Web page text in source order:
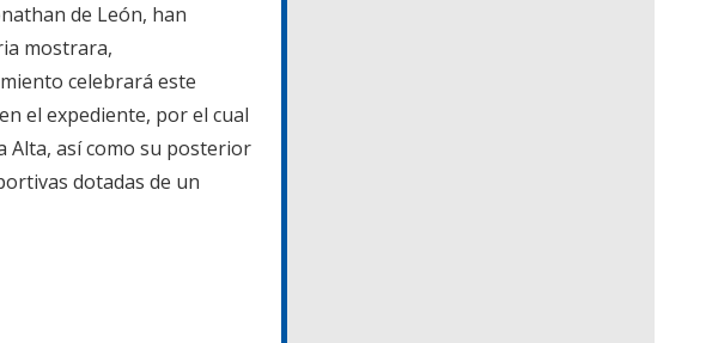
de León, han
mostrara,
celebrará este
el expediente, por el cual
Alta, así como su posterior
dotadas de un